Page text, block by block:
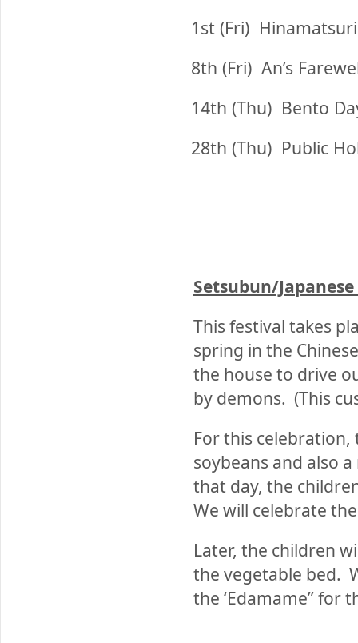
1st (Fri)
8th (Fri) An’s
14th (Thu) Bento
28th (Thu) Public
Setsubun/
This festival takes
spring in the
the house to drive
by demons. (This
For this
soybeans and also
that day, the
We will celebrate
Later, the children
the vegetable bed.
the ‘Edamame” for